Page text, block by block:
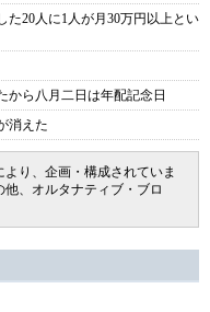
た20人に1人が月30万円以上とい
から八月二日は年配記念日
消えた
り、企画・構成されていま
、オルタナティブ・ブロ